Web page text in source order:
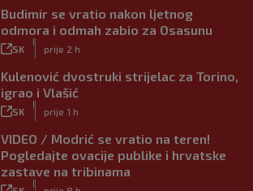
Budimir se vratio nakon ljetnog
odmora i odmah zabio za Osasunu
SK prije 2 h
Kulenović dvostruki strijelac za Torino,
igrao i Vlašić
SK prije 1 h
VIDEO / Modrić se vratio na teren!
Pogledajte ovacije publike i hrvatske
zastave na tribinama